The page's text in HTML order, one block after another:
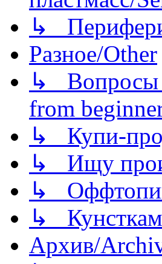
↳
Разное/Other
↳ Вопросы
from
↳ Купи-
↳ Ищу
↳
↳
Архив/